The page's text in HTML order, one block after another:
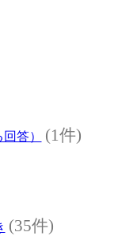
答） (1件)
(35件)